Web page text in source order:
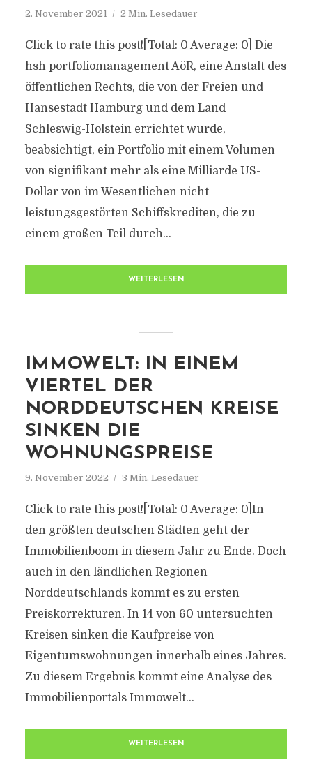
2. November 2021 2 Min. Lesedauer
Click to rate this post![Total: 0 Average: 0] Die
hsh portfoliomanagement AöR, eine Anstalt des
öffentlichen Rechts, die von der Freien und
Hansestadt Hamburg und dem Land
Schleswig-Holstein errichtet wurde,
beabsichtigt, ein Portfolio mit einem Volumen
von signifikant mehr als eine Milliarde US-
Dollar von im Wesentlichen nicht
leistungsgestörten Schiffskrediten, die zu
einem großen Teil durch...
WEITERLESEN
IMMOWELT: IN EINEM
VIERTEL DER
NORDDEUTSCHEN KREISE
SINKEN DIE
WOHNUNGSPREISE
9. November 2022 3 Min. Lesedauer
Click to rate this post![Total: 0 Average: 0]In
den größten deutschen Städten geht der
Immobilienboom in diesem Jahr zu Ende. Doch
auch in den ländlichen Regionen
Norddeutschlands kommt es zu ersten
Preiskorrekturen. In 14 von 60 untersuchten
Kreisen sinken die Kaufpreise von
Eigentumswohnungen innerhalb eines Jahres.
Zu diesem Ergebnis kommt eine Analyse des
Immobilienportals Immowelt...
WEITERLESEN